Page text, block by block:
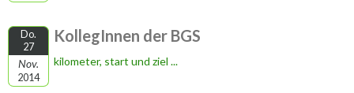
Do.
27
Nov.
2014
KollegInnen der BGS
kilometer, start und ziel ...